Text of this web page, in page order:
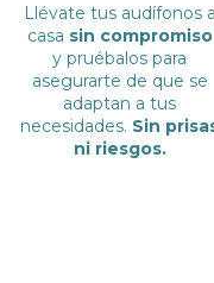
Llévate tus audífonos a
casa sin compromiso
y pruébalos para
asegurarte de que se
adaptan a tus
necesidades. Sin
ni riesgos.